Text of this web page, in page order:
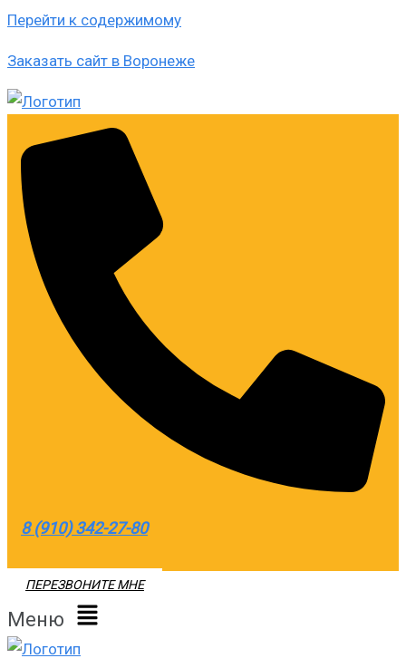
Перейти к содержимому
Заказать сайт в Воронеже
8 (910) 342-27-80
ПЕРЕЗВОНИТЕ МНЕ
Меню